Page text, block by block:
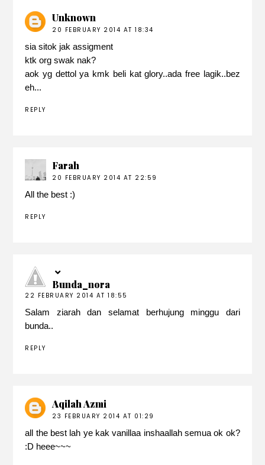
Unknown
20 FEBRUARY 2014 AT 18:34
sia sitok jak assigment
ktk org swak nak?
aok yg dettol ya kmk beli kat glory..ada free lagik..bez
eh...
REPLY
Farah
20 FEBRUARY 2014 AT 22:59
All the best :)
REPLY
Bunda_nora
22 FEBRUARY 2014 AT 18:55
Salam ziarah dan selamat berhujung minggu dari
bunda..
REPLY
Aqilah Azmi
23 FEBRUARY 2014 AT 01:29
all the best lah ye kak vanillaa inshaallah semua ok ok?
:D heee~~~